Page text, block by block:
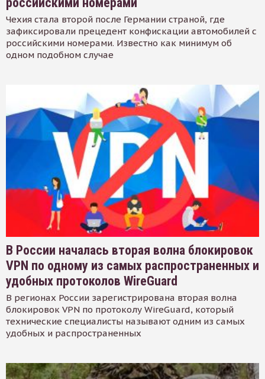
Чехия стала второй после Германии страной, где
зафиксировали прецедент конфискации автомобилей с
российскими номерами. Известно как минимум об
одном подобном случае
В России началась вторая волна блокировок
VPN по одному из самых распространенных и
удобных протоколов WireGuard
В регионах России зарегистрирована вторая волна
блокировок VPN по протоколу WireGuard, который
технические специалисты называют одним из самых
удобных и распространенных